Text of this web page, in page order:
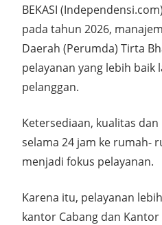
BEKASI
pada tahun 2026,
Daerah (Perumda) Tirta
pelayanan yang lebih baik
pelanggan.
Ketersediaan, kualitas
selama 24 jam ke rumah-
menjadi fokus pelayanan.
Karena itu, pelayanan
kantor Cabang dan